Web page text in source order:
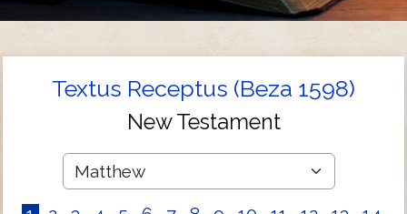
Textus Receptus (Beza 1598)
New Testament